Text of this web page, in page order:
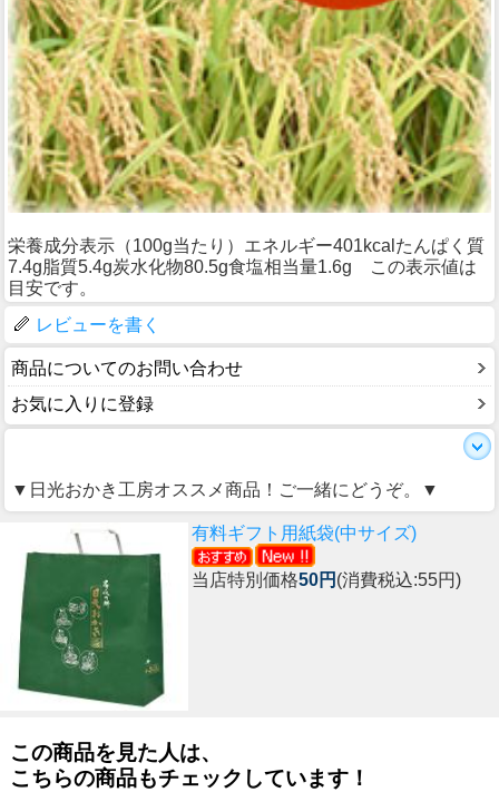
栄養成分表示（100g当たり）エネルギー401kcalたんぱく質
7.4g脂質5.4g炭水化物80.5g食塩相当量1.6g この表示値は
目安です。
レビューを書く
商品についてのお問い合わせ
お気に入りに登録
▼日光おかき工房オススメ商品！ご一緒にどうぞ。▼
有料ギフト用紙袋(中サイズ)
当店特別価格50円 (消費税込:55円)
この商品を見た人は、
こちらの商品もチェックしています！